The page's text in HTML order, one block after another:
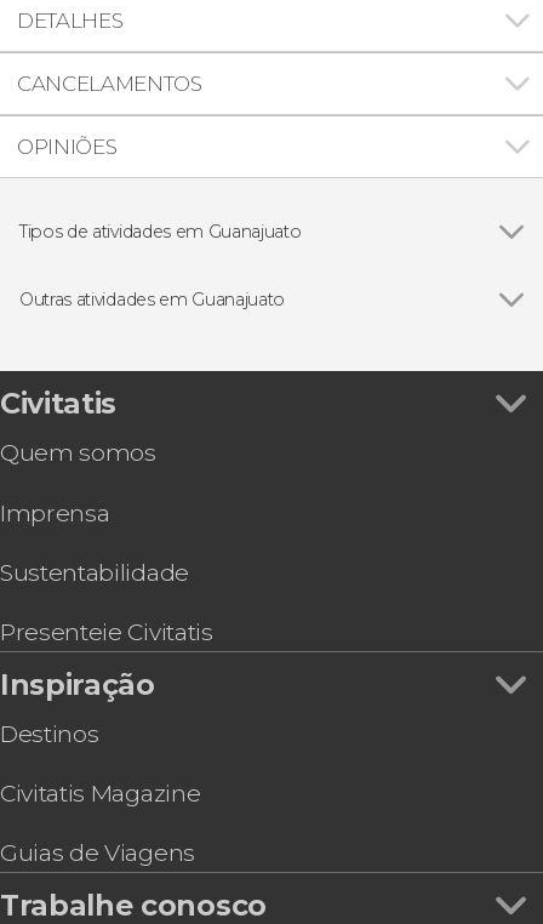
DETALHES
CANCELAMENTOS
OPINIÕES
Tipos de atividades em Guanajuato
Gastronomia e enoturismo
Outras atividades em Guanajuato
Passeio a cavalo pela Sierra de Santa Rosa
Trilha por Guanajuato
Adentro
Civitatis
Quem somos
Imprensa
Sustentabilidade
Presenteie Civitatis
Inspiração
Destinos
Civitatis Magazine
Guias de Viagens
Trabalhe conosco